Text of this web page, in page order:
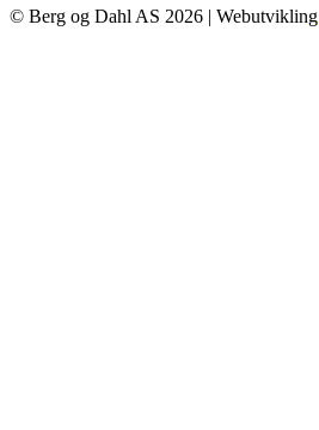
© Berg og Dahl AS 2026 | Webutvikling